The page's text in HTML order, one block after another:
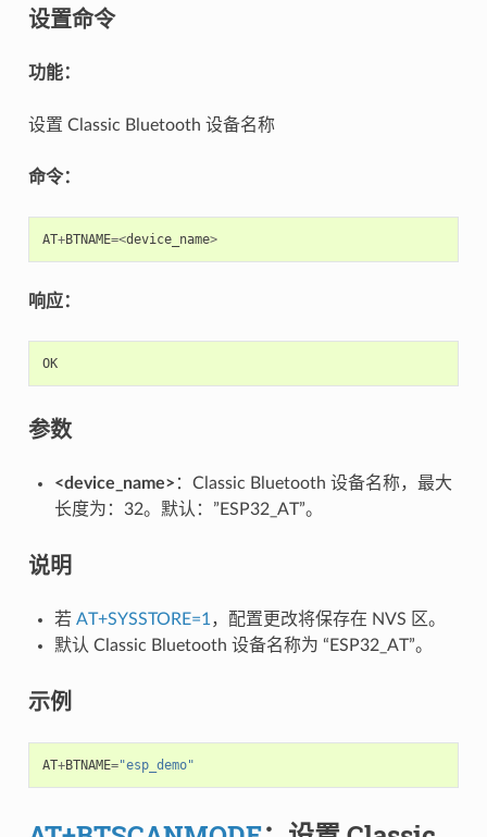
设置命令
功能：
设置 Classic Bluetooth 设备名称
命令：
AT+BTNAME=<device_name>
响应：
OK
参数
<device_name> ：Classic Bluetooth 设备名称，最大
长度为：32。默认：”ESP32_AT”。
说明
若 AT+SYSSTORE=1 ，配置更改将保存在 NVS 区。
默认 Classic Bluetooth 设备名称为 “ESP32_AT”。
示例
AT+BTNAME="esp_demo"